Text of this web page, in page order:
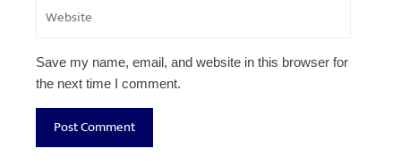
Save my name, email, and website in this browser for
the next time I comment.